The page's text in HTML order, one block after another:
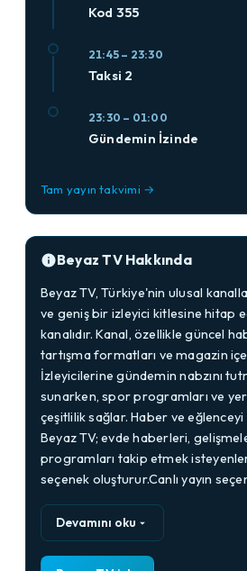
Kod 355
21:45 – 23:30
Taksi 2
23:30 – 01:00
Gündemin İzinde
Tam yayın takvimi →
Beyaz TV Hakkında
Beyaz TV, Türkiye'nin ulusal
ve geniş bir izleyici kitlesine hitap
kanalıdır. Kanal, özellikle güncel
tartışma formatları ve magazin
İzleyicilerine gündemin nabzını
sunarken, spor programları ve
çeşitlilik sağlar. Haber ve
Beyaz TV; evde haberleri,
programları takip etmek
seçenek oluşturur.Canlı yayın
Devamını oku